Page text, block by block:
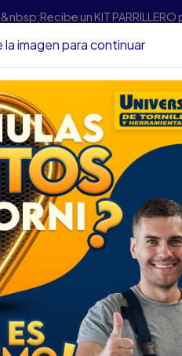
un KIT
Y CARROCERIA
JGO
CARROCERIA
DESCRIPCIÓN
JGO ENDEREZADOR
REF904M2
SKU...63451050
DESCRIPCIÓN...
ESPECIFICACIONES
la imagen para continuar